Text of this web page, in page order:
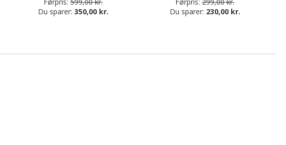
Du sparer: 350,00 kr.
Du sparer: 230,00 kr.